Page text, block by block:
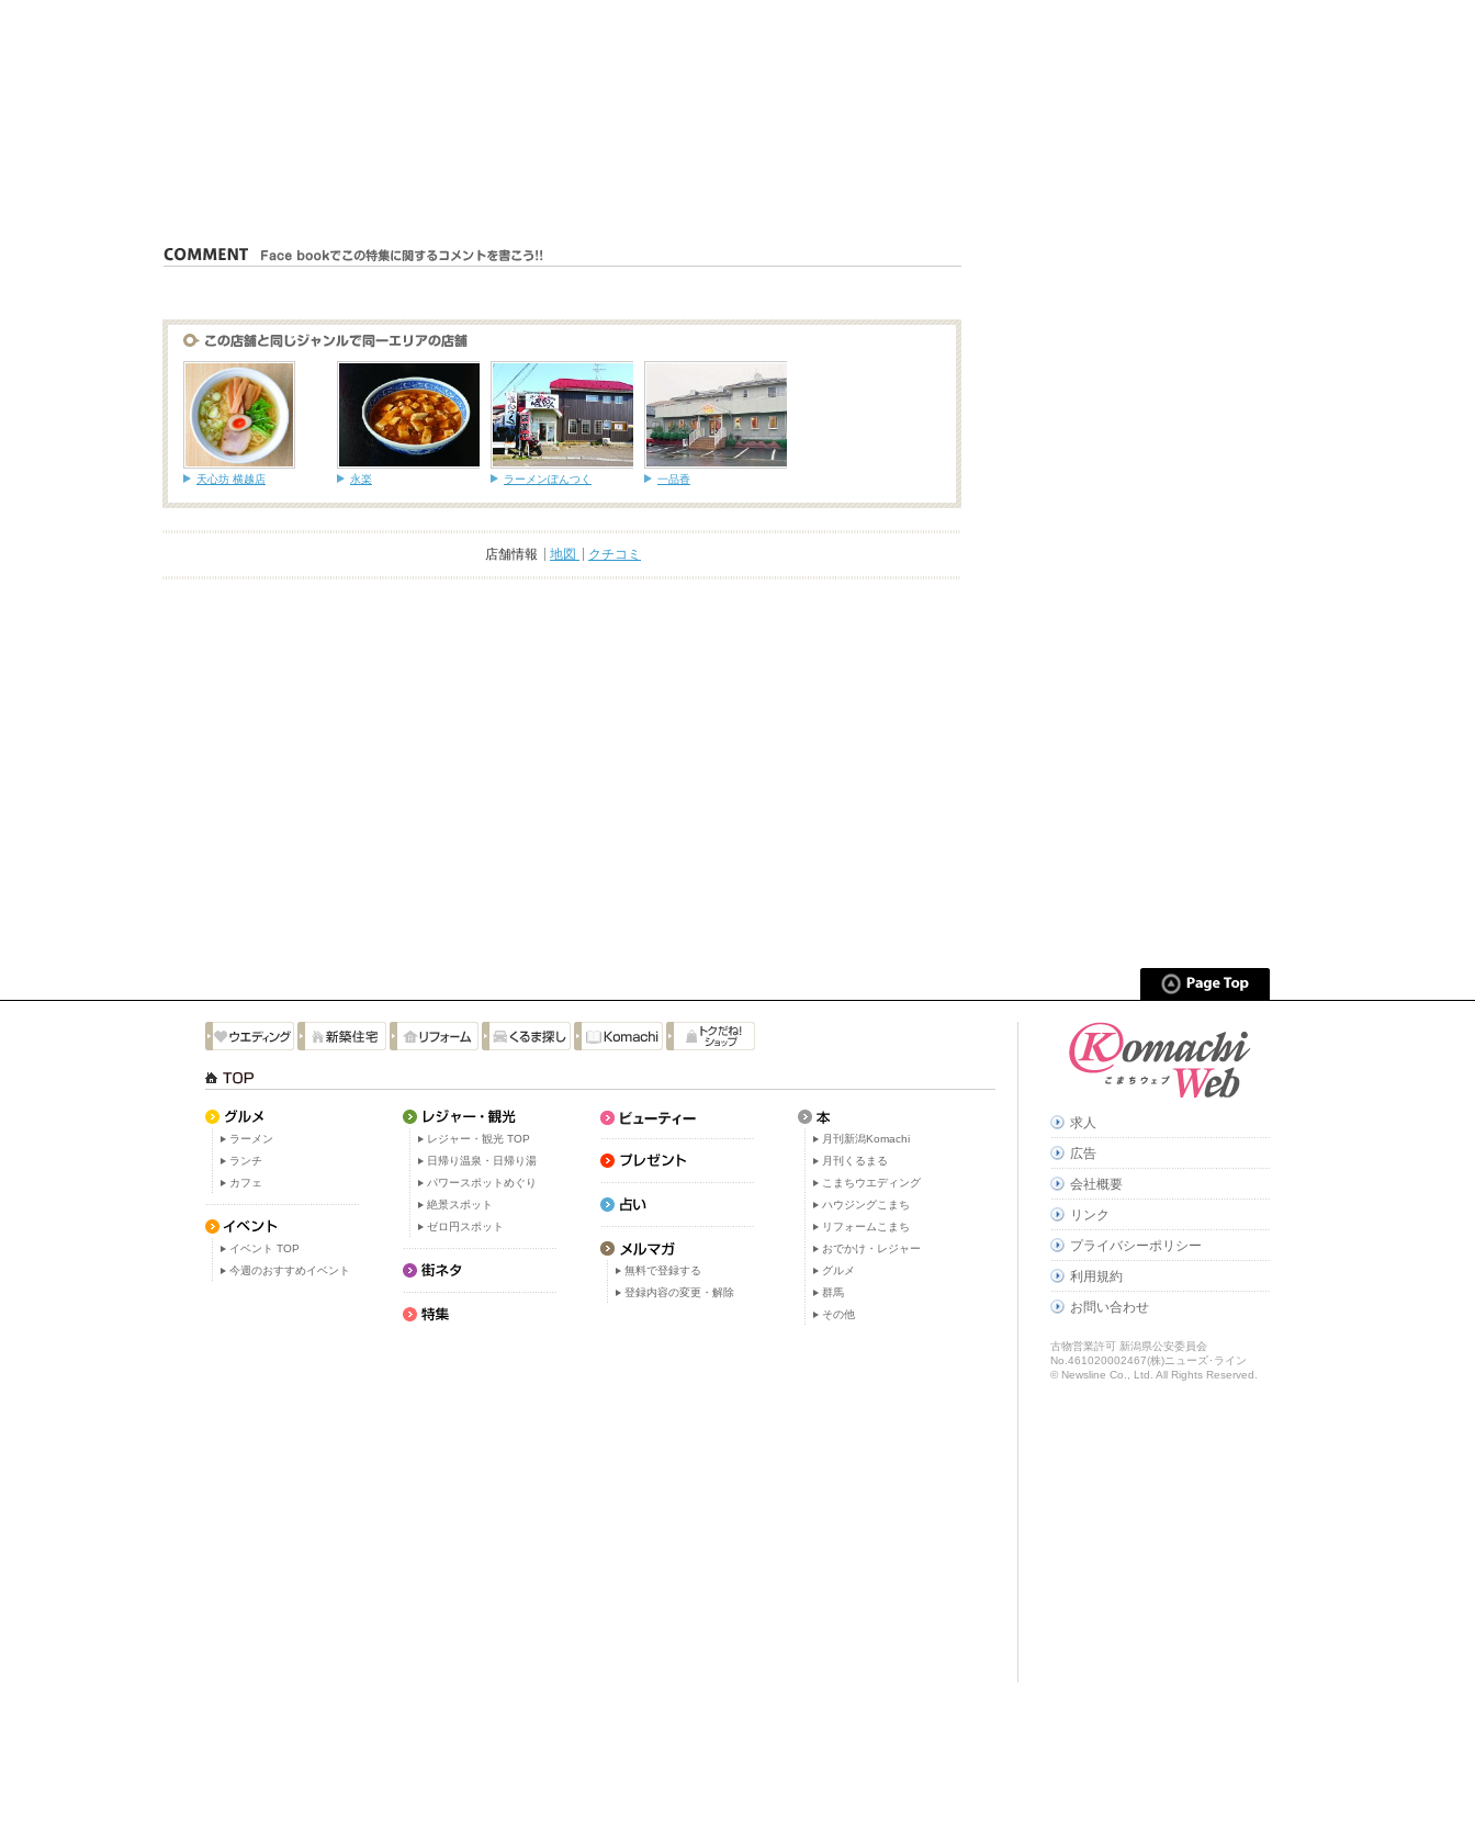
天心坊 横越店 永楽 ラーメンぽんつく 一品香
店舗情報 地図 クチコミ
ラーメン
ランチ
カフェ
イベント TOP
今週のおすすめイベント
レジャー・観光 TOP
日帰り温泉・日帰り湯
パワースポットめぐり
絶景スポット
ゼロ円スポット
無料で登録する
登録内容の変更・解除
月刊新潟Komachi
月刊くるまる
こまちウエディング
ハウジングこまち
リフォームこまち
おでかけ・レジャー
グルメ
群馬
その他
求人
広告
会社概要
リンク
プライバシーポリシー
利用規約
お問い合わせ
古物営業許可 新潟県公安委員会
No.461020002467(株)ニューズ･ライン
© Newsline Co., Ltd. All Rights Reserved.